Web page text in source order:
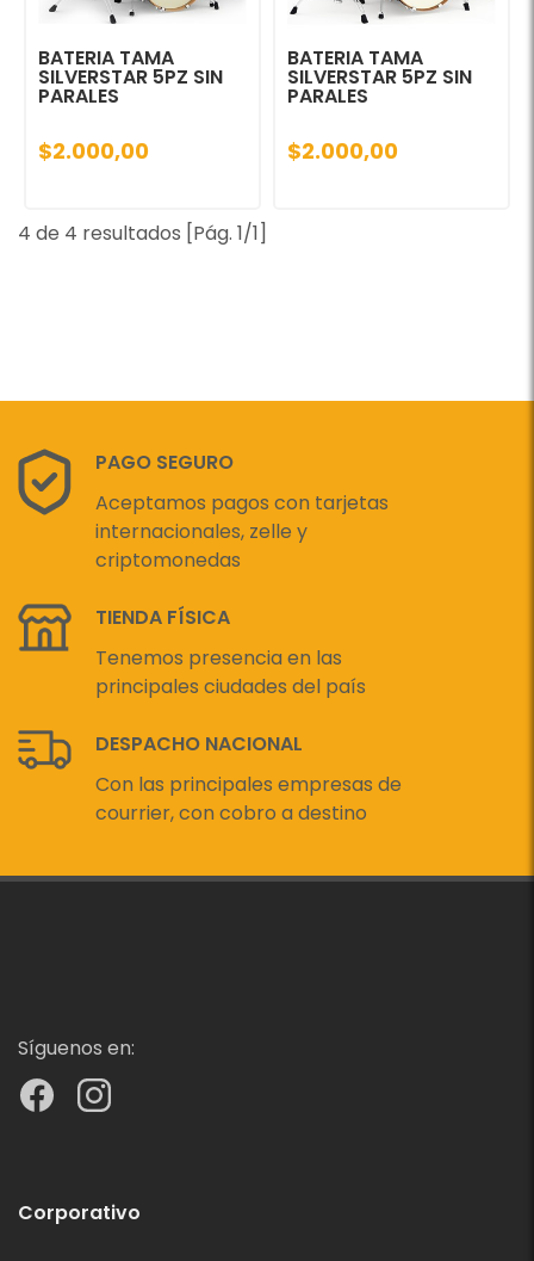
BATERIA TAMA
SILVERSTAR 5PZ SIN
PARALES
$2.000,00
BATERIA TAMA
SILVERSTAR 5PZ SIN
PARALES
$2.000,00
4 de 4 resultados [Pág. 1/1]
PAGO SEGURO
Aceptamos pagos con tarjetas
internacionales, zelle y
criptomonedas
TIENDA FÍSICA
Tenemos presencia en las
principales ciudades del país
DESPACHO NACIONAL
Con las principales empresas de
courrier, con cobro a destino
Síguenos en:
Corporativo